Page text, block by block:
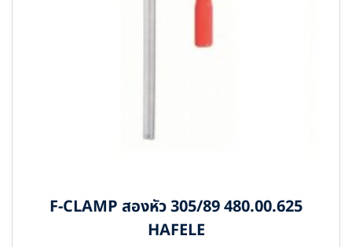
F-CLAMP สองหัว 305/89 480.00.625
HAFELE